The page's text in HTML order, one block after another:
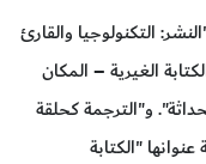
التكنولوجيا والقارئ
الغيرية – المكان
و"الترجمة كحلقة
"الكتابة